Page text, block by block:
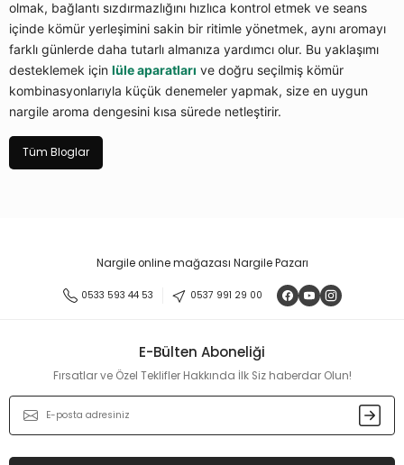
olmak, bağlantı sızdırmazlığını hızlıca kontrol etmek ve seans
içinde kömür yerleşimini sakin bir ritimle yönetmek, aynı aromayı
farklı günlerde daha tutarlı almanıza yardımcı olur. Bu yaklaşımı
desteklemek için lüle aparatları ve doğru seçilmiş kömür
kombinasyonlarıyla küçük denemeler yapmak, size en uygun
nargile aroma dengesini kısa sürede netleştirir.
Tüm Bloglar
Nargile online mağazası Nargile Pazarı
0533 593 44 53 0537 991 29 00
E-Bülten Aboneliği
Fırsatlar ve Özel Teklifler Hakkında İlk Siz haberdar Olun!